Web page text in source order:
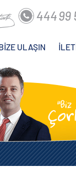
ULAŞIN